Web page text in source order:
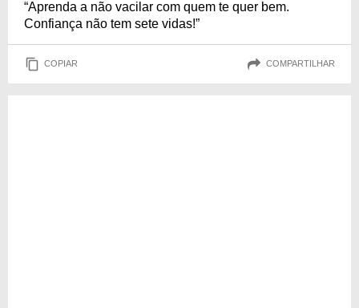
“Aprenda a não vacilar com quem te quer bem.
Confiança não tem sete vidas!”
COPIAR COMPARTILHAR